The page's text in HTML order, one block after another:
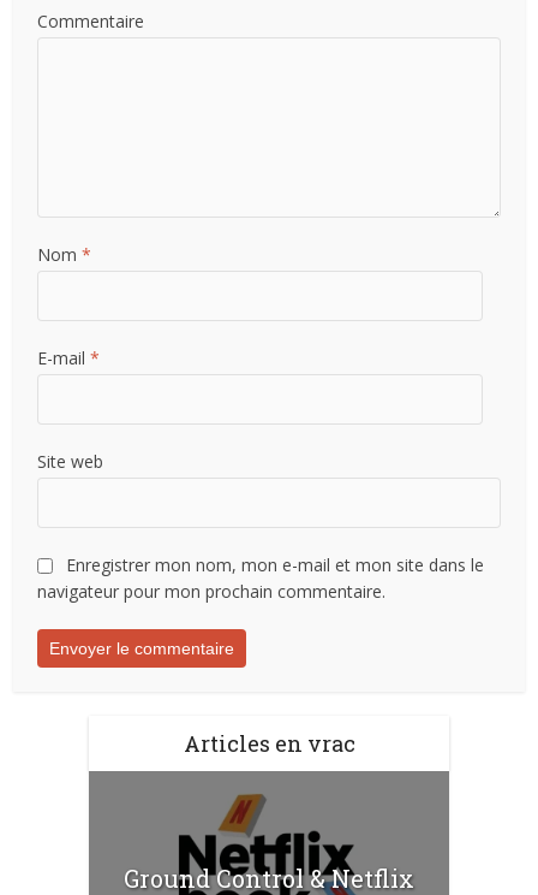
Commentaire
Nom*
E-mail*
Site web
Enregistrer mon nom, mon e-mail et mon site dans le
navigateur pour mon prochain commentaire.
Articles en vrac
Ground Control & Netflix